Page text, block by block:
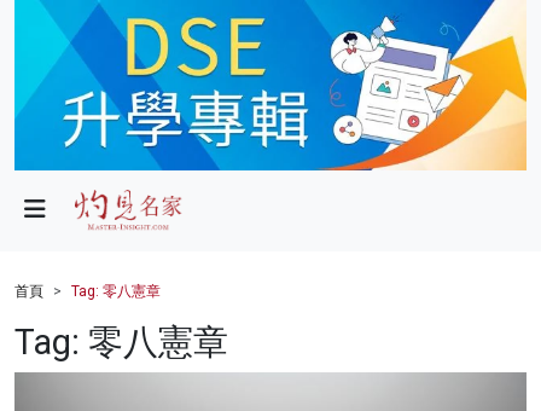
政局
財經
健康
首頁 Tag: 零八憲章
Tag: 零八憲章